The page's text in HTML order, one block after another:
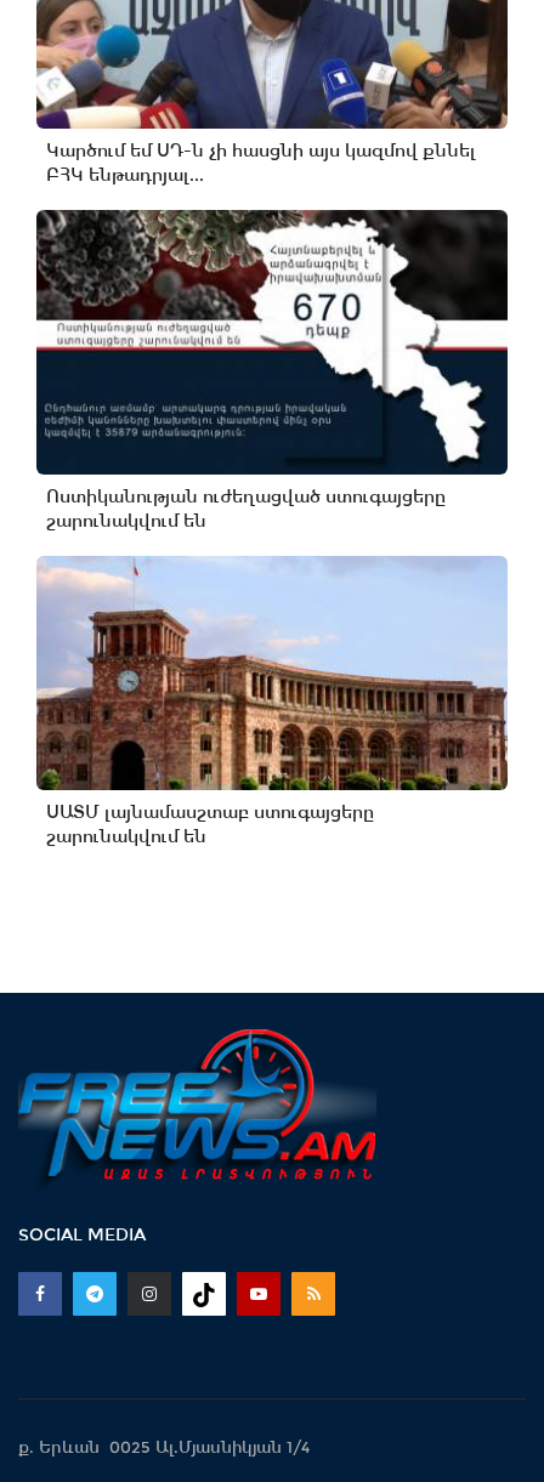
Կարծում եմ ՍԴ-ն չի հասցնի այս կազմով քննել
ԲՀԿ ենթադրյալ...
Ոստիկանության ուժեղացված ստուգայցերը
շարունակվում են
ՍԱՏՄ լայնամասշտաբ ստուգայցերը
շարունակվում են
SOCIAL MEDIA
ք. Երևան 0025 Ալ.Մյասնիկյան 1/4